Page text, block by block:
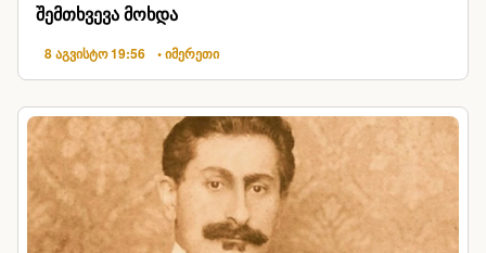
შემთხვევა მოხდა
8 აგვისტო 19:56 • იმერეთი